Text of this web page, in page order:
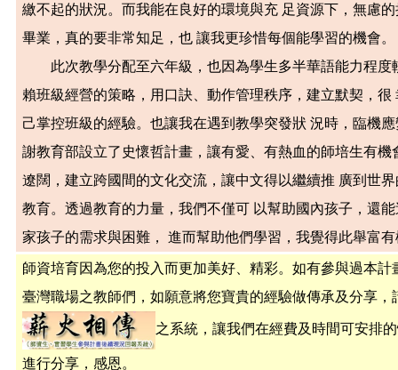
繳不起的狀況。而我能在良好的環境與充 足資源下，無慮
畢業，真的要非常知足，也 讓我更珍惜每個能學習的機會。
此次教學分配至六年級，也因為學生多半華語能力程度
賴班級經營的策略，用口訣、動作管理秩序，建立默契，
己掌控班級的經驗。也讓我在遇到教學突發狀 況時，臨機
謝教育部設立了史懷哲計畫，讓有愛、有熱血的師培生有
遼闊，建立跨國間的文化交流，讓中文得以繼續推 廣到世
教育。透過教育的力量，我們不僅可 以幫助國內孩子，還
家孩子的需求與困難， 進而幫助他們學習，我覺得此舉富
師資培育因為您的投入而更加美好、精彩。如有參與過本
臺灣職場之教師們，如願意將您寶貴的經驗做傳承及分享，
之系統，讓我們在經費及時間可安排
進行分享，感恩。